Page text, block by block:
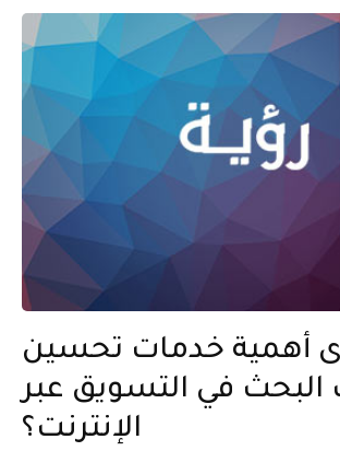
أهمية خدمات تحسين
البحث في التسويق عبر
الإنترنت؟